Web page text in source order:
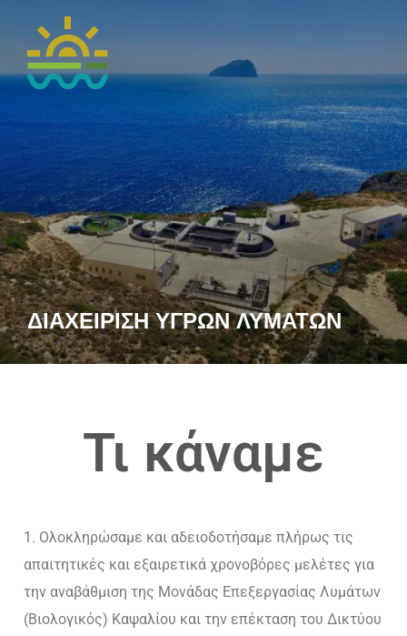
ΔΙΑΧΕΙΡΙΣΗ ΥΓΡΩΝ ΛΥΜΑΤΩΝ
Τι κάναμε
Ολοκληρώσαμε και αδειοδοτήσαμε πλήρως τις
απαιτητικές και εξαιρετικά χρονοβόρες μελέτες για
την αναβάθμιση της Μονάδας Επεξεργασίας Λυμάτων
(Βιολογικός) Καψαλίου και την επέκταση του Δικτύου